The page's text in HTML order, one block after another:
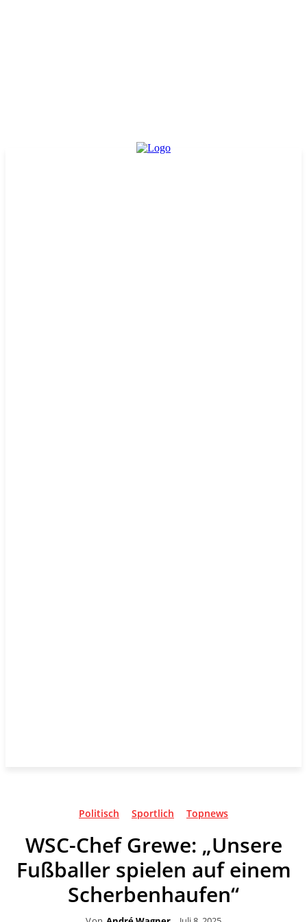
Politisch Sportlich Topnews
WSC-Chef Grewe: „Unsere
Fußballer spielen auf einem
Scherbenhaufen“